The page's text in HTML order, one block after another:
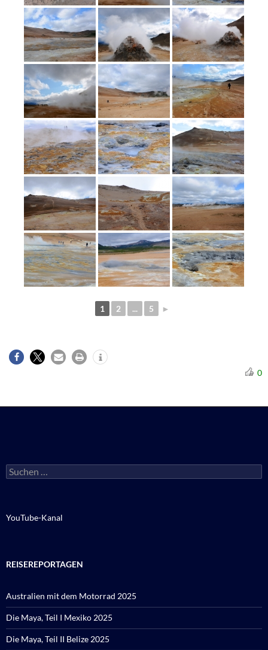
1 2 ... 5 ►
0
Suchen
nach:
YouTube-Kanal
REISEREPORTAGEN
Australien mit dem Motorrad 2025
Die Maya, Teil I Mexiko 2025
Die Maya, Teil II Belize 2025